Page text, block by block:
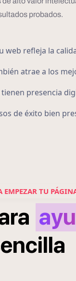
probados.
web refleja la
atrae a los
presencia
de éxito bien
EMPEZAR TU